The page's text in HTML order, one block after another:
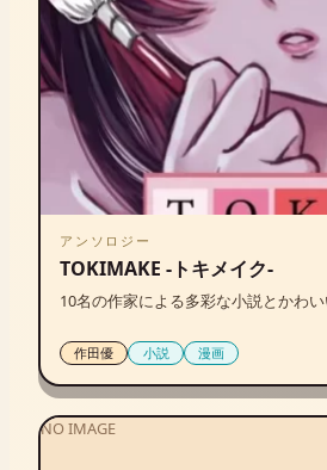
アンソロジー
TOKIMAKE -トキメイク-
10名の作家による多彩な小説とかわい
作田優 小説 漫画
NO IMAGE